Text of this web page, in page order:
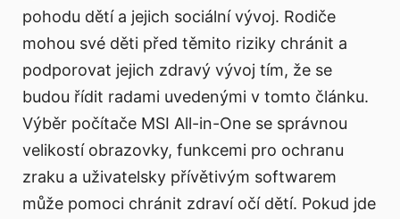
pohodu dětí a jejich sociální vývoj. Rodiče
mohou své děti před těmito riziky chránit a
podporovat jejich zdravý vývoj tím, že se
budou řídit radami uvedenými v tomto článku.
Výběr počítače MSI All-in-One se správnou
velikostí obrazovky, funkcemi pro ochranu
zraku a uživatelsky přívětivým softwarem
může pomoci chránit zdraví očí dětí. Pokud jde